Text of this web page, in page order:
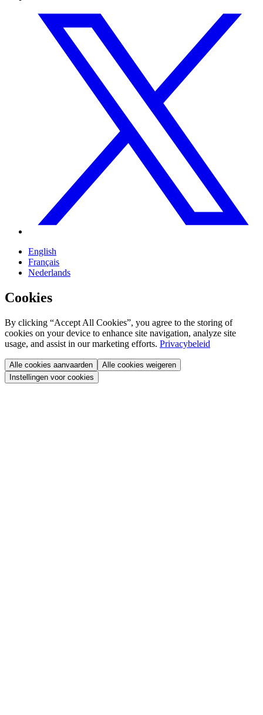
English
Français
Nederlands
Cookies
By clicking “Accept All Cookies”, you agree to the storing of
cookies on your device to enhance site navigation, analyze site
usage, and assist in our marketing efforts. Privacybeleid
Alle cookies aanvaarden
Alle cookies weigeren
Instellingen voor cookies